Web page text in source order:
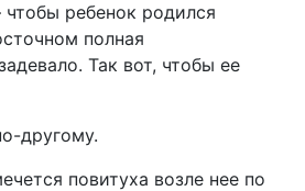
ребенок родился
полная
Так вот, чтобы ее
другому.
повитуха возле нее по